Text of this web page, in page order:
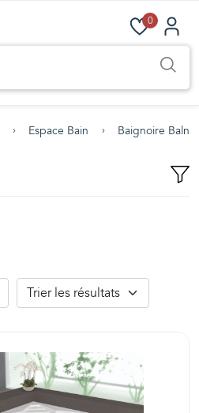
0
Espace Bain Baignoire